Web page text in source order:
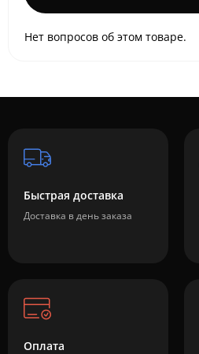
Нет вопросов об этом товаре.
Быстрая доставка
Доставка в день заказа
Оплата